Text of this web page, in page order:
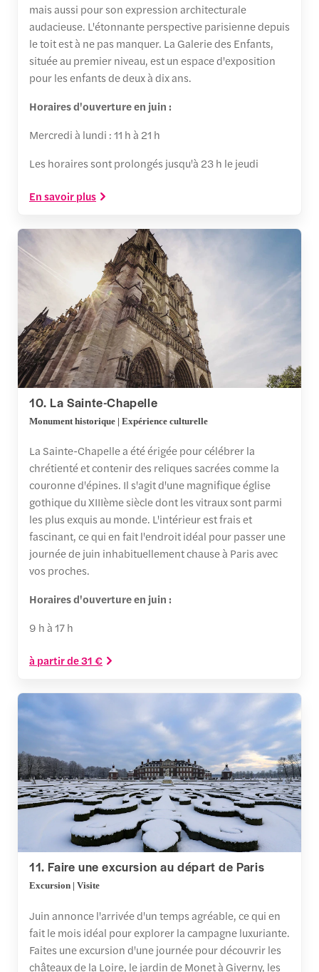
mais aussi pour son expression architecturale
audacieuse. L'étonnante perspective parisienne depuis
le toit est à ne pas manquer. La Galerie des Enfants,
située au premier niveau, est un espace d'exposition
pour les enfants de deux à dix ans.
Horaires d'ouverture en juin :
Mercredi à lundi : 11 h à 21 h
Les horaires sont prolongés jusqu'à 23 h le jeudi
En savoir plus
10. La Sainte-Chapelle
Monument historique | Expérience culturelle
La Sainte-Chapelle a été érigée pour célébrer la
chrétienté et contenir des reliques sacrées comme la
couronne d'épines. Il s'agit d'une magnifique église
gothique du XIIIème siècle dont les vitraux sont parmi
les plus exquis au monde. L'intérieur est frais et
fascinant, ce qui en fait l'endroit idéal pour passer une
journée de juin inhabituellement chause à Paris avec
vos proches.
Horaires d'ouverture en juin :
9 h à 17 h
à partir de 31 €
11. Faire une excursion au départ de Paris
Excursion | Visite
Juin annonce l'arrivée d'un temps agréable, ce qui en
fait le mois idéal pour explorer la campagne luxuriante.
Faites une excursion d'une journée pour découvrir les
châteaux de la Loire, le jardin de Monet à Giverny, les